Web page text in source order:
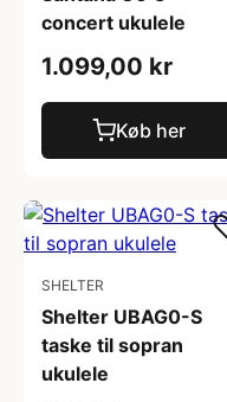
concert ukulele
1.099,00 kr
Køb her
SHELTER
Shelter UBAG0-S
taske til sopran
ukulele